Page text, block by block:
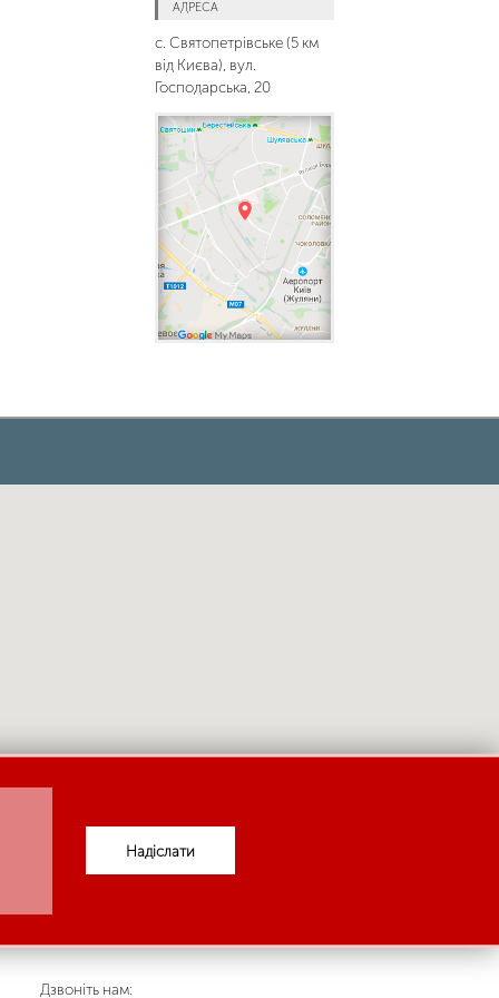
АДРЕСА
с. Святопетрівське (5 км
від Києва), вул.
Господарська, 20
Надіслати
Дзвоніть нам: